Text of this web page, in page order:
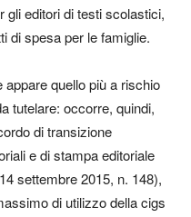
gli editori di testi scolastici,
di spesa per le famiglie.
quello più a rischio
tutelare: occorre, quindi,
di transizione
e di stampa editoriale
settembre 2015, n. 148),
di utilizzo della cigs